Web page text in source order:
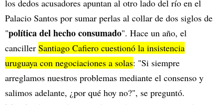
los dedos acusadores apuntan al otro lado del río en el
Palacio Santos por sumar perlas al collar de dos siglos de
"política del hecho consumado". Hace un año, el
canciller Santiago Cafiero cuestionó la insistencia
uruguaya con negociaciones a solas: "Si siempre
arreglamos nuestros problemas mediante el consenso y
salimos adelante, ¿por qué hoy no?", se preguntó.